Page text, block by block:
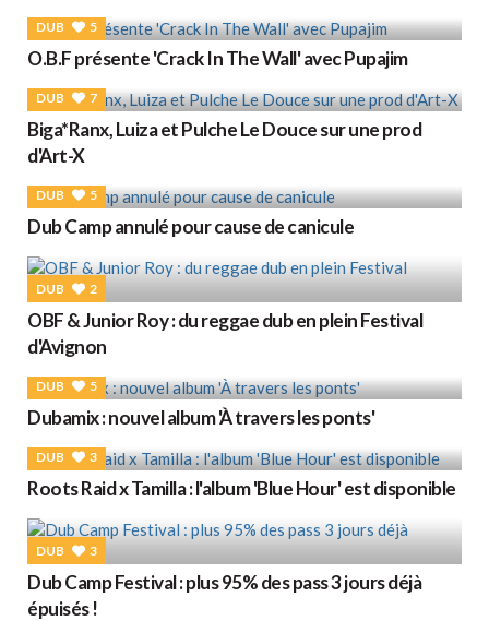
DUB 5
O.B.F présente 'Crack In The Wall' avec Pupajim
DUB 7
Biga*Ranx, Luiza et Pulche Le Douce sur une prod
d'Art-X
DUB 5
Dub Camp annulé pour cause de canicule
DUB 2
OBF & Junior Roy : du reggae dub en plein Festival
d'Avignon
DUB 5
Dubamix : nouvel album 'À travers les ponts'
DUB 3
Roots Raid x Tamilla : l'album 'Blue Hour' est disponible
DUB 3
Dub Camp Festival : plus 95% des pass 3 jours déjà
épuisés !